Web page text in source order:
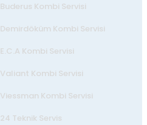
Buderus Kombi Servisi
Demirdöküm Kombi Servisi
E.C.A Kombi Servisi
Valiant Kombi Servisi
Viessman Kombi Servisi
24 Teknik Servis